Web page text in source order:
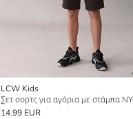
LCW Kids
Σετ σορτς για αγόρια με στάμπα
14.99 EUR